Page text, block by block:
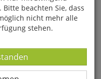
beachten Sie, dass
nicht mehr alle
stehen.
-